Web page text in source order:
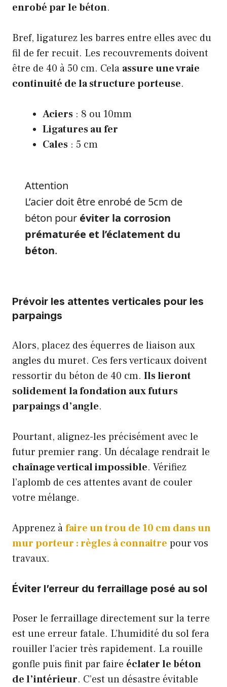
enrobé par le béton.
Bref, ligaturez les barres entre elles avec du
fil de fer recuit. Les recouvrements doivent
être de 40 à 50 cm. Cela assure une vraie
continuité de la structure porteuse.
Aciers : 8 ou 10mm
Ligatures au fer
Cales : 5 cm
Attention
L’acier doit être enrobé de 5cm de
béton pour éviter la corrosion
prématurée et l’éclatement du
béton.
Prévoir les attentes verticales pour les
parpaings
Alors, placez des équerres de liaison aux
angles du muret. Ces fers verticaux doivent
ressortir du béton de 40 cm. Ils lieront
solidement la fondation aux futurs
parpaings d’angle.
Pourtant, alignez-les précisément avec le
futur premier rang. Un décalage rendrait le
chaînage vertical impossible. Vérifiez
l’aplomb de ces attentes avant de couler
votre mélange.
Apprenez àfaire un trou de 10 cm dans un
mur porteur : règles à connaitre pour vos
travaux.
Éviter l’erreur du ferraillage posé au sol
Poser le ferraillage directement sur la terre
est une erreur fatale. L’humidité du sol fera
rouiller l’acier très rapidement. La rouille
gonfle puis finit par faire éclater le béton
de l’intérieur. C’est un désastre évitable